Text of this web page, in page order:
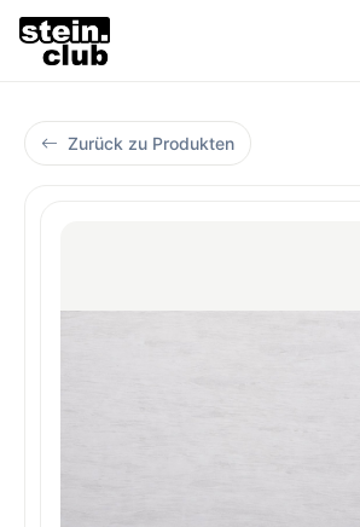
Zurück zu Produkten